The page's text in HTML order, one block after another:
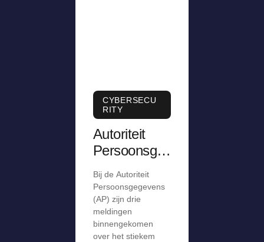
CYBERSECU
RITY
Autoriteit
Persoonsge
meldingen
over stiekem
filmen via
camerabril
Bij de Autoriteit
Persoonsgegevens
(AP) zijn drie
meldingen
binnengekomen
over het stiekem